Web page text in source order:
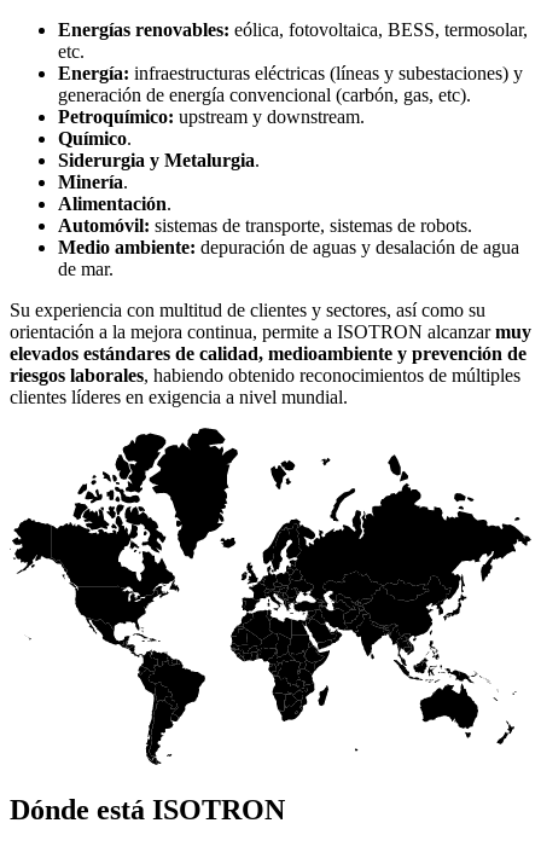
Energías renovables: eólica, fotovoltaica, BESS, termosolar,
etc.
Energía: infraestructuras eléctricas (líneas y subestaciones) y
generación de energía convencional (carbón, gas, etc).
Petroquímico: upstream y downstream.
Químico.
Siderurgia y Metalurgia.
Minería.
Alimentación.
Automóvil: sistemas de transporte, sistemas de robots.
Medio ambiente: depuración de aguas y desalación de agua
de mar.
Su experiencia con multitud de clientes y sectores, así como su
orientación a la mejora continua, permite a ISOTRON alcanzarmuy
elevados estándares de calidad, medioambiente y prevención de
riesgos laborales, habiendo obtenido reconocimientos de múltiples
clientes líderes en exigencia a nivel mundial.
Dónde está ISOTRON